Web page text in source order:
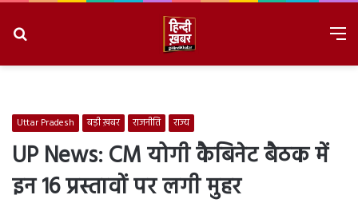
Uttar Pradesh बड़ी ख़बर राजनीति राज्य
UP News: CM योगी कैबिनेट बैठक में
इन 16 प्रस्तावों पर लगी मुहर